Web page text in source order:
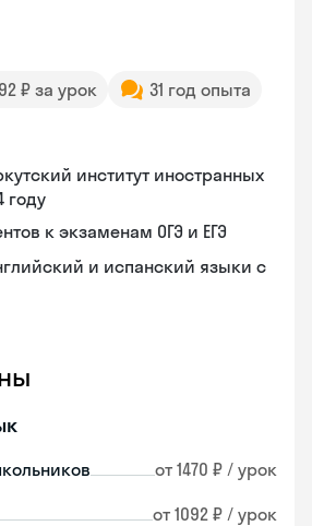
₽ за урок
31 год опыта
институт иностранных
году
к экзаменам ОГЭ и ЕГЭ
и испанский языки с
от 1470 ₽ / урок
от 1092 ₽ / урок